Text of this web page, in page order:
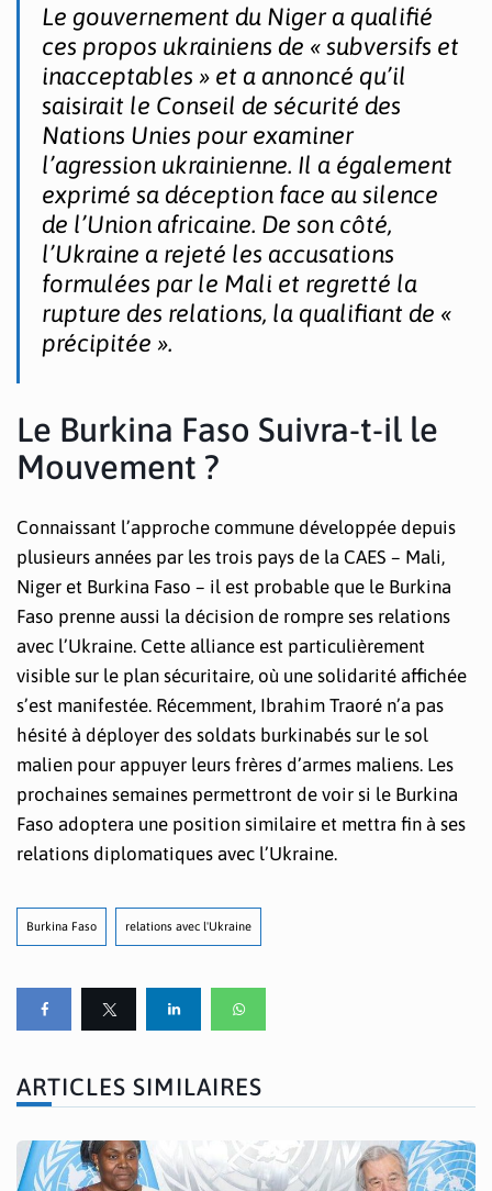
Le gouvernement du Niger a qualifié
ces propos ukrainiens de « subversifs et
inacceptables » et a annoncé qu’il
saisirait le Conseil de sécurité des
Nations Unies pour examiner
l’agression ukrainienne. Il a également
exprimé sa déception face au silence
de l’Union africaine. De son côté,
l’Ukraine a rejeté les accusations
formulées par le Mali et regretté la
rupture des relations, la qualifiant de «
précipitée ».
Le Burkina Faso Suivra-t-il le
Mouvement ?
Connaissant l’approche commune développée depuis
plusieurs années par les trois pays de la CAES – Mali,
Niger et Burkina Faso – il est probable que le Burkina
Faso prenne aussi la décision de rompre ses relations
avec l’Ukraine. Cette alliance est particulièrement
visible sur le plan sécuritaire, où une solidarité affichée
s’est manifestée. Récemment, Ibrahim Traoré n’a pas
hésité à déployer des soldats burkinabés sur le sol
malien pour appuyer leurs frères d’armes maliens. Les
prochaines semaines permettront de voir si le Burkina
Faso adoptera une position similaire et mettra fin à ses
relations diplomatiques avec l’Ukraine.
Burkina Faso relations avec l'Ukraine
ARTICLES SIMILAIRES